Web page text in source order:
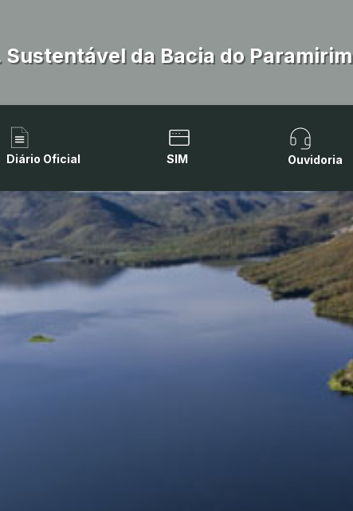
Sustentável da Bacia do Paramirim
Diário Oficial SIM Ouvidoria